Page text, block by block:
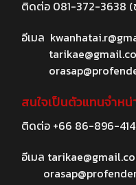
ติดต่อ 081-372-3638
อีเมล
สนใจเป็นตัวแทนจำห
ติดต่อ +66 86-896-
อีเมล